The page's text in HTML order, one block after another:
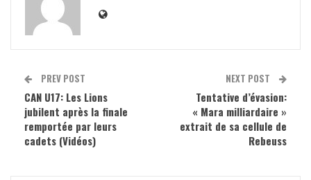
PREV POST
CAN U17: Les Lions
jubilent après la finale
remportée par leurs
cadets (Vidéos)
NEXT POST
Tentative d’évasion:
« Mara milliardaire »
extrait de sa cellule de
Rebeuss